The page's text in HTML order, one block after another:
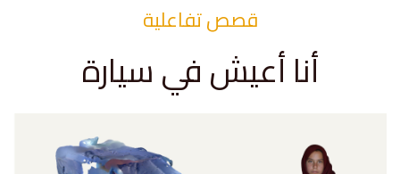
قصص تفاعلية
أنا أعيش في سيارة